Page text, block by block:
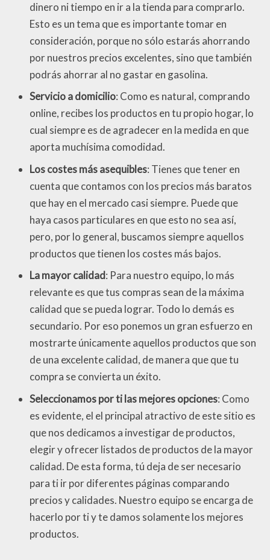
dinero ni tiempo en ir a la tienda para comprarlo.
Esto es un tema que es importante tomar en
consideración, porque no sólo estarás ahorrando
por nuestros precios excelentes, sino que también
podrás ahorrar al no gastar en gasolina.
Servicio a domicilio: Como es natural, comprando
online, recibes los productos en tu propio hogar, lo
cual siempre es de agradecer en la medida en que
aporta muchísima comodidad.
Los costes más asequibles: Tienes que tener en
cuenta que contamos con los precios más baratos
que hay en el mercado casi siempre. Puede que
haya casos particulares en que esto no sea así,
pero, por lo general, buscamos siempre aquellos
productos que tienen los costes más bajos.
La mayor calidad: Para nuestro equipo, lo más
relevante es que tus compras sean de la máxima
calidad que se pueda lograr. Todo lo demás es
secundario. Por eso ponemos un gran esfuerzo en
mostrarte únicamente aquellos productos que son
de una excelente calidad, de manera que que tu
compra se convierta un éxito.
Seleccionamos por ti las mejores opciones: Como
es evidente, el el principal atractivo de este sitio es
que nos dedicamos a investigar de productos,
elegir y ofrecer listados de productos de la mayor
calidad. De esta forma, tú deja de ser necesario
para ti ir por diferentes páginas comparando
precios y calidades. Nuestro equipo se encarga de
hacerlo por ti y te damos solamente los mejores
productos.